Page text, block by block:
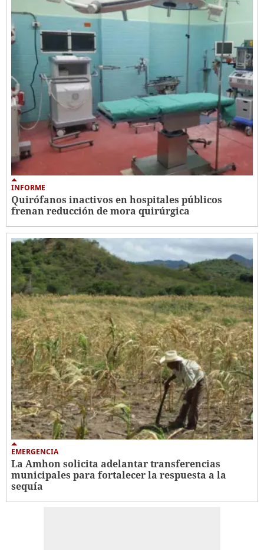
INFORME
Quirófanos inactivos en hospitales públicos
frenan reducción de mora quirúrgica
EMERGENCIA
La Amhon solicita adelantar transferencias
municipales para fortalecer la respuesta a la
sequía